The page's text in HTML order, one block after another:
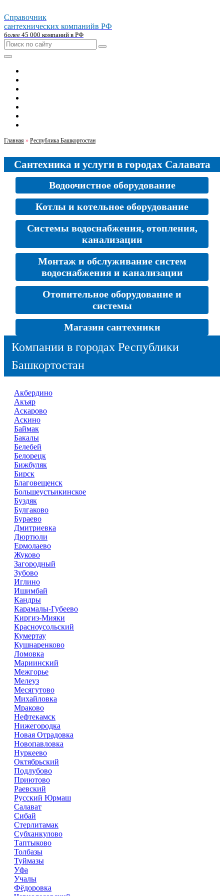
Справочник
сантехнических компанийв РФ
более 45 000 компаний в РФ
Главная » Республика Башкортостан
Сантехника и услуги в городах Салавата
Водоочистное оборудование
Котлы и котельное оборудование
Системы водоснабжения, отопления,
канализации
Монтаж и обслуживание систем
водоснабжения и канализации
Отопительное оборудование и
системы
Магазин сантехники
Компании в городах Республики
Башкортостан
Акбердино
Акъяр
Аскарово
Аскино
Баймак
Бакалы
Белебей
Белорецк
Бижбуляк
Бирск
Благовещенск
Большеустьикинское
Буздяк
Булгаково
Бураево
Дмитриевка
Дюртюли
Ермолаево
Жуково
Загородный
Зубово
Иглино
Ишимбай
Кандры
Карамалы-Губеево
Киргиз-Мияки
Красноусольский
Кумертау
Кушнаренково
Ломовка
Мариинский
Межгорье
Мелеуз
Месягутово
Михайловка
Мраково
Нефтекамск
Нижегородка
Новая Отрадовка
Новопавловка
Нуркеево
Октябрьский
Подлубово
Приютово
Раевский
Русский Юрмаш
Салават
Сибай
Стерлитамак
Субханкулово
Таптыково
Толбазы
Туймазы
Уфа
Учалы
Фёдоровка